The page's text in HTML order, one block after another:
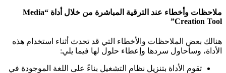
ملاحظات وأخطاء عند الترقية المباشرة من خلال أداة “Media
Creation
بعض الملاحظات والأخطاء التي قد تحدث أثناء استخدام هذه
وسأحاول سردها وإعطاء حلول لها فيما يلي:
تقوم الأداة بتنزيل نظام التشغيل بناءً على اللغة الموجودة في